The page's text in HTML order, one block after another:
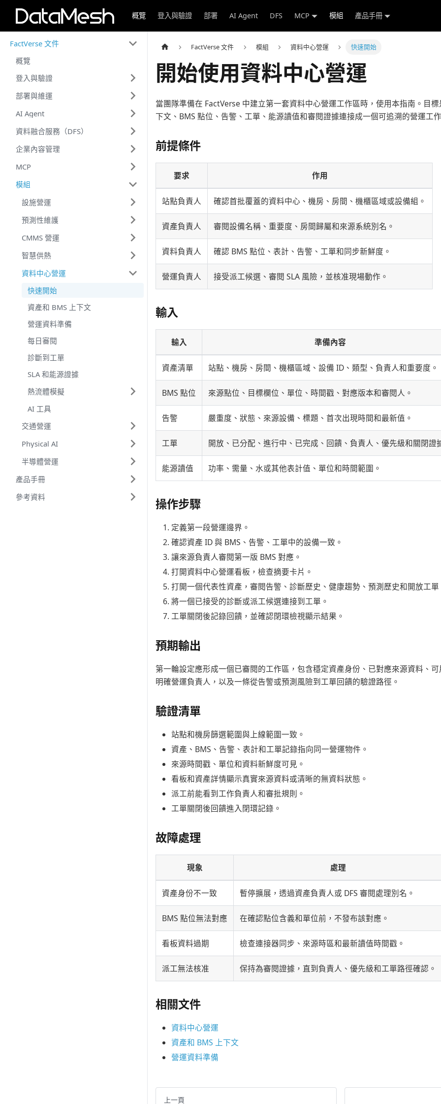
概覽 登入與驗證 部署 AI Agent DFS MCP 模組 產品手冊
FactVerse 文件
概覽
登入與驗證
部署與維運
AI Agent
資料融合服務（DFS）
企業內容管理
MCP
模組
設施營運
預測性維護
CMMS 營運
智慧供熱
資料中心營運
快速開始
資產和 BMS 上下文
營運資料準備
每日審閱
診斷到工單
SLA 和能源證據
熱流體模擬
AI 工具
交通營運
Physical AI
半導體營運
產品手冊
參考資料
FactVerse 文件 模組 資料中心營運 快速開始
開始使用資料中心營運
當團隊準備在 FactVerse 中建立第一套資料中心營運工作區時，使用本指南。目
下文、BMS 點位、告警、工單、能源讀值和審閱證據連接成一個可追溯的營運工
前提條件
要求 作用
站點負責人 確認首批覆蓋的資料中心、機房、房間、機櫃區域或設備組。
資產負責人 審閱設備名稱、重要度、房間歸屬和來源系統別名。
資料負責人 確認 BMS 點位、表計、告警、工單和同步新鮮度。
營運負責人 接受派工候選、審閱 SLA 風險，並核准現場動作。
輸入
輸入 準備內容
資產清單 站點、機房、房間、機櫃區域、設備 ID、類型、負責人和重要度。
BMS 點位 來源點位、目標欄位、單位、時間戳、對應版本和審閱人。
告警 嚴重度、狀態、來源設備、標題、首次出現時間和最新值。
工單 開放、已分配、進行中、已完成、回饋、負責人、優先級和關閉證
能源讀值 功率、需量、水或其他表計值、單位和時間範圍。
操作步驟
定義第一段營運邊界。
確認資產 ID 與 BMS、告警、工單中的設備一致。
讓來源負責人審閱第一版 BMS 對應。
打開資料中心營運看板，檢查摘要卡片。
打開一個代表性資產，審閱告警、診斷歷史、健康趨勢、預測歷史和開放工單
將一個已接受的診斷或派工候選連接到工單。
工單關閉後記錄回饋，並確認閉環檢視顯示結果。
預期輸出
第一輪設定應形成一個已審閱的工作區，包含穩定資產身份、已對應來源資料、
明確營運負責人，以及一條從告警或預測風險到工單回饋的驗證路徑。
驗證清單
站點和機房篩選範圍與上線範圍一致。
資產、BMS、告警、表計和工單記錄指向同一營運物件。
來源時間戳、單位和資料新鮮度可見。
看板和資產詳情顯示真實來源資料或清晰的無資料狀態。
派工前能看到工作負責人和審批規則。
工單關閉後回饋進入閉環記錄。
故障處理
現象 處理
資產身份不一致 暫停擴展，透過資產負責人或 DFS 審閱處理別名。
BMS 點位無法對應 在確認點位含義和單位前，不發布該對應。
看板資料過期 檢查連接器同步、來源時區和最新讀值時間戳。
派工無法核准 保持為審閱證據，直到負責人、優先級和工單路徑確認。
相關文件
資料中心營運
資產和 BMS 上下文
營運資料準備
上一頁